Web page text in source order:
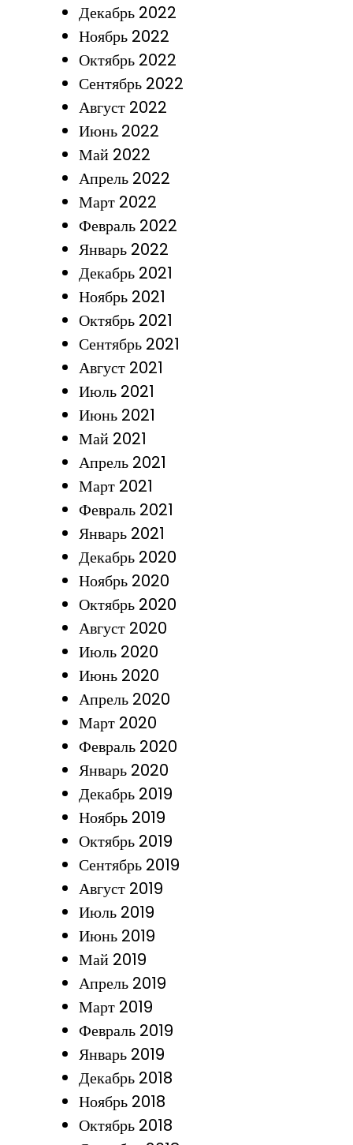
Декабрь 2022
Ноябрь 2022
Октябрь 2022
Сентябрь 2022
Август 2022
Июнь 2022
Май 2022
Апрель 2022
Март 2022
Февраль 2022
Январь 2022
Декабрь 2021
Ноябрь 2021
Октябрь 2021
Сентябрь 2021
Август 2021
Июль 2021
Июнь 2021
Май 2021
Апрель 2021
Март 2021
Февраль 2021
Январь 2021
Декабрь 2020
Ноябрь 2020
Октябрь 2020
Август 2020
Июль 2020
Июнь 2020
Апрель 2020
Март 2020
Февраль 2020
Январь 2020
Декабрь 2019
Ноябрь 2019
Октябрь 2019
Сентябрь 2019
Август 2019
Июль 2019
Июнь 2019
Май 2019
Апрель 2019
Март 2019
Февраль 2019
Январь 2019
Декабрь 2018
Ноябрь 2018
Октябрь 2018